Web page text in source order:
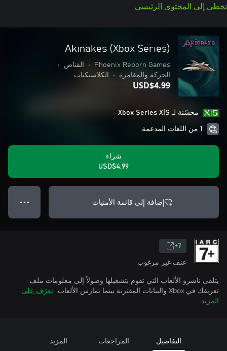
تخطي إلى المحتوى الرئيسي
Akinakes (Xbox Series)
Phoenix Reborn Games
• القناص
•
الحركة والمغامرة
• الكلاسيكيات
USD$4.99
محسّنة لـ Xbox Series X|S
1 من اللغات المدعمة
شراء
USD$4.99
إضافة إلى قائمة الأمنيات ● ● ●
7+
عنف غير مرغوب
يتلقى ناشرو الألعاب التي تقوم بتشغيلها وصولاً إلى معلومات ملف
تعريفك في Xbox والبيانات المقترنة بينما تمارس الألعاب.
تعرّف على
المزيد
التفاصيل المراجعات المزيد